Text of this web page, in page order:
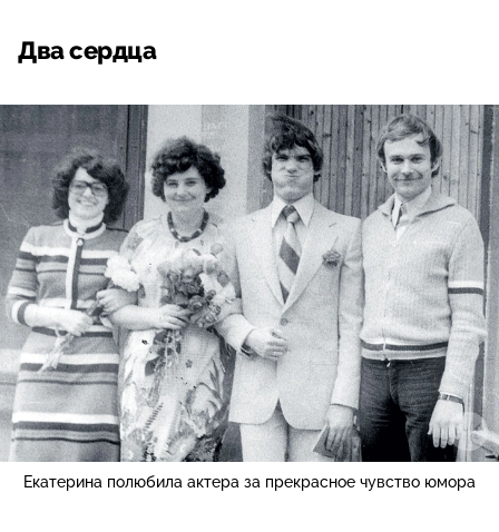
Два сердца
Екатерина полюбила актера за прекрасное чувство юмора